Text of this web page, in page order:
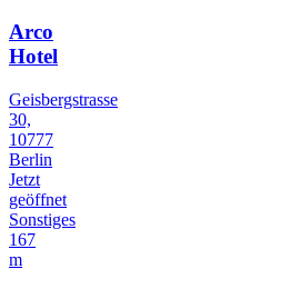
Arco
Hotel
Geisbergstrasse
30,
10777
Berlin
Jetzt
geöffnet
Sonstiges
167
m